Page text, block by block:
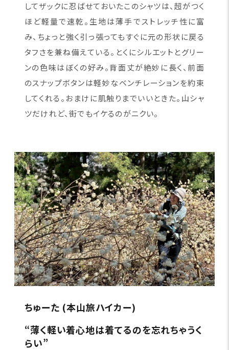
してザックに忍ばせておいたこのシャツは、超がつく
ほど軽量で速乾。生地は薄手でストレッチ性に富
み、ちょっと強く引っ張ってもすぐに元の形状に戻る
タフさを兼ね備えている。とくにシルエットとグリー
ンの色味はぼくの好み。背面丈が絶妙に長く、前面
のスナップボタンは軽妙なベンチレーションを約束
してくれる。おまけに肌触りまでいいときた。山シャ
ツだけれど、街でもイケるのがニクい。
ちゅーた (本山旅ハイカー)
“薄く軽い着心地は着てるのを忘れちゃうく
らい”